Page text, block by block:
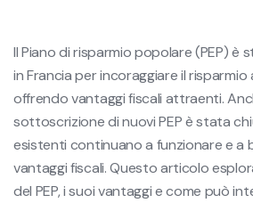
Il Piano di risparmio popolare (PEP) è
in Francia per incoraggiare il risparmio
offrendo vantaggi fiscali attraenti.
sottoscrizione di nuovi PEP è stata
esistenti continuano a funzionare e a
vantaggi fiscali. Questo articolo
del PEP, i suoi vantaggi e come può